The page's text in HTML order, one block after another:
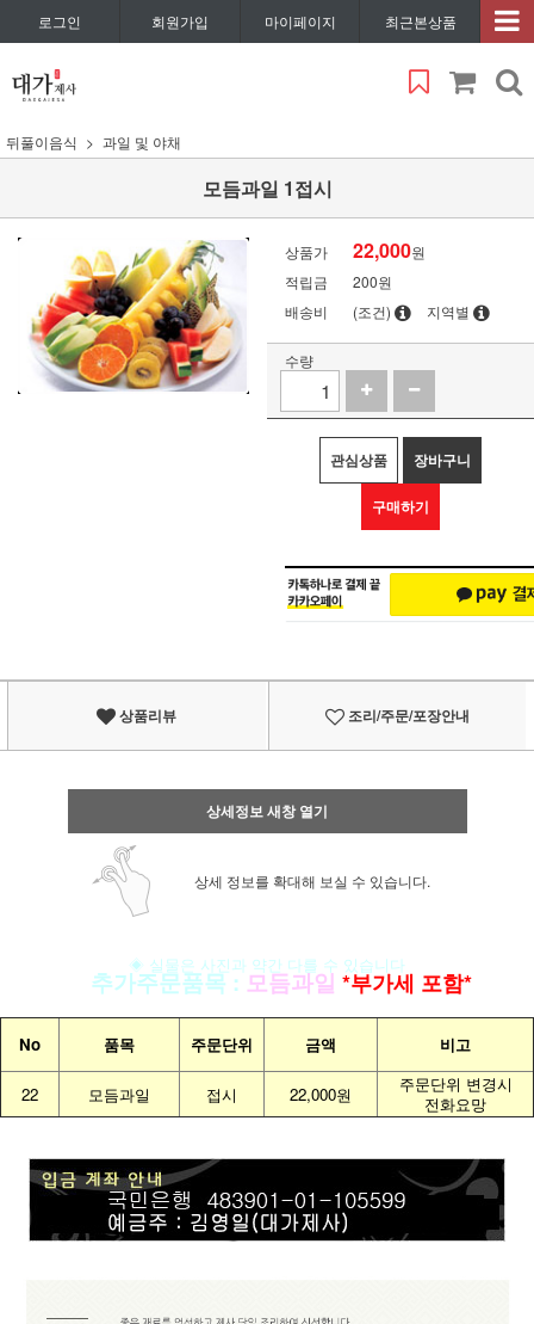
로그인 회원가입 마이페이지 최근본상품
뒤풀이음식 과일 및 야채
모듬과일 1접시
상품가 22,000원
적립금
200원
배송비
(조건) 지역별
수량
관심상품 장바구니
구매하기
상품리뷰 조리/주문/포장안내
상세정보 새창 열기
상세 정보를 확대해 보실 수 있습니다.
◈ 실물은 사진과 약간 다를 수 있습니다
추가주문품목:모듬과일 *부가세 포함*
No 품목 주문단위 금액 비고
22 모듬과일 접시 22,000원
주문단위 변경시
전화요망